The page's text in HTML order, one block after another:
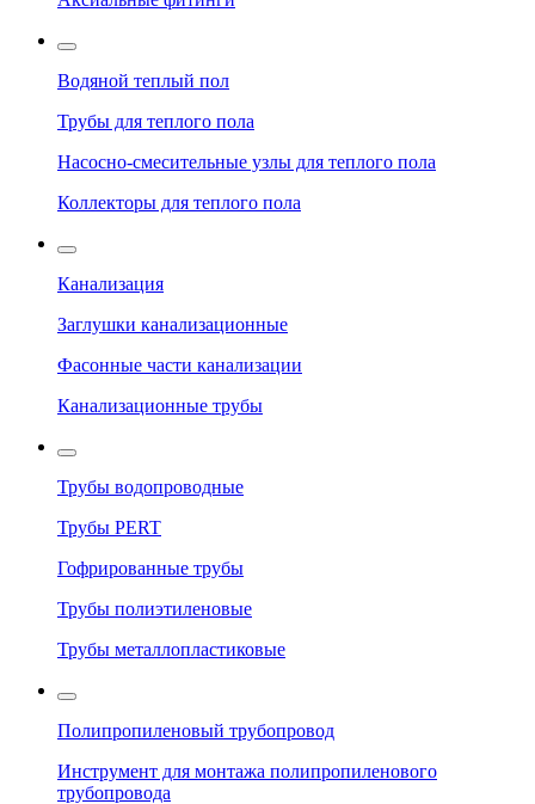
Водяной теплый пол
Трубы для теплого пола
Насосно-смесительные узлы для теплого пола
Коллекторы для теплого пола
Канализация
Заглушки канализационные
Фасонные части канализации
Канализационные трубы
Трубы водопроводные
Трубы PERT
Гофрированные трубы
Трубы полиэтиленовые
Трубы металлопластиковые
Полипропиленовый трубопровод
Инструмент для монтажа полипропиленового
трубопровода